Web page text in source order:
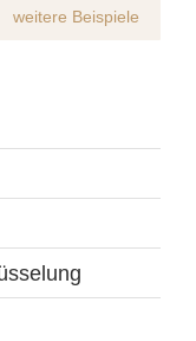
weitere Beispiele